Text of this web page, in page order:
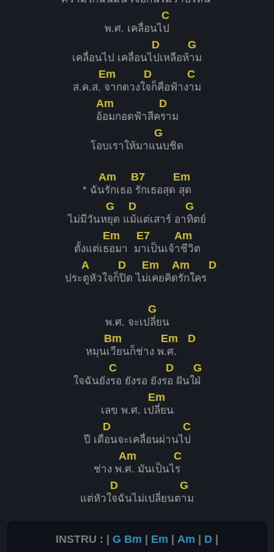
พ.ศ. เคลื่อนไ
C
ป
เคลื่อนไป เคลื่อนไ
D
ปเหลือห้
G
าม
ส.ค.ส.
Em
จากดวงใ
D
จก็คือฟ้าง
C
าม
อ้
Am
อมกอดฟ้าสีค
D
ราม
โอบเราให้มาแ
G
นบชิด
* ฉัน
Am
รักเธอ
B7
รักเธอสุด
Em
สุด
ไม่มีวันห
G
ยุด แ
D
ม้แต่เสาร์ อา
G
ทิตย์
ตั้งแต่เธ
Em
อมา ม
E7
าเป็นเจ้า
Am
ชีวิต
ประ
A
ตูหัวใจก็
D
ปิด ไม่
Em
เคยคิด
Am
รักใคร
D
พ.ศ. จะเป
G
ลี่ยน
หมุนเ
Bm
วียนก็ช่าง พ.
Em
ศ.
D
ใจฉันยัง
C
รอ ยังรอ ยังร
D
อ ฝันใ
G
ฝ่
เลข พ.ศ. เป
Em
ลี่ยน
ปี เดื
D
อนจะเคลื่อนผ่านไ
C
ป
ช่าง พ.
Am
ศ. มันเป็นไ
C
ร
แต่หัวใ
D
จฉันไม่เปลี่ยนต
G
าม
INSTRU : | G Bm | Em | Am | D |